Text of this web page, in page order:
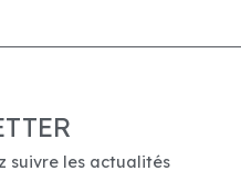
suivre les actualités